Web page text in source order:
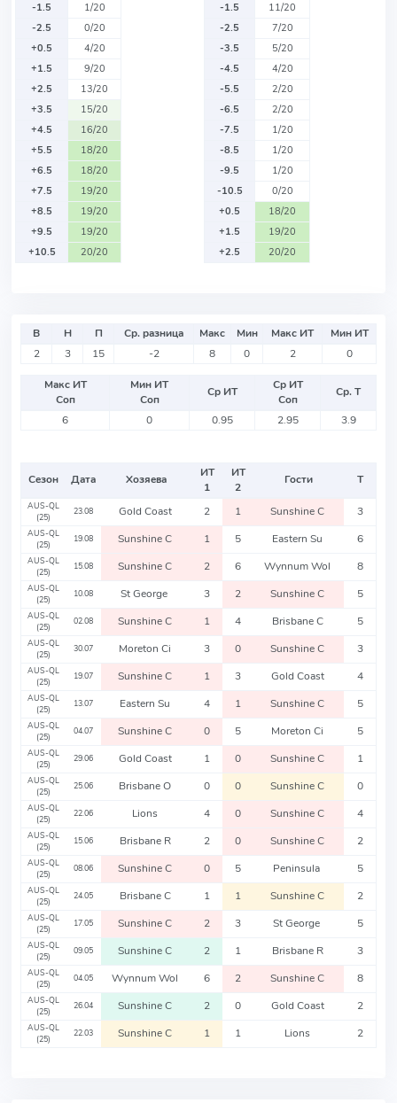
-1.5
1/20
-2.5
0/20
+0.5
4/20
+1.5
9/20
+2.5
13/20
+3.5
15/20
+4.5
16/20
+5.5
18/20
+6.5
18/20
+7.5
19/20
+8.5
19/20
+9.5
19/20
+10.5
20/20
-1.5
11/20
-2.5
7/20
-3.5
5/20
-4.5
4/20
-5.5
2/20
-6.5
2/20
-7.5
1/20
-8.5
1/20
-9.5
1/20
-10.5
0/20
+0.5
18/20
+1.5
19/20
+2.5
20/20
В Н П Ср. разница Макс Мин Макс ИТ
Мин ИТ
2
3 15 -2 8 0 2 0
Макс ИТ
Соп
Мин ИТ
Соп
Ср ИТ
Ср ИТ
Соп
Ср. Т
6
0 0.95 2.95 3.9
Сезон Дата Хозяева
ИТ
1
ИТ
2
Гости Т
AUS-QL
(25)
23.08 Gold Coast 2 1 Sunshine C 3
AUS-QL
(25)
19.08 Sunshine C 1 5 Eastern Su 6
AUS-QL
(25)
15.08 Sunshine C 2 6 Wynnum Wol 8
AUS-QL
(25)
10.08 St George 3 2 Sunshine C 5
AUS-QL
(25)
02.08 Sunshine C 1 4 Brisbane C 5
AUS-QL
(25)
30.07 Moreton Ci 3 0 Sunshine C 3
AUS-QL
(25)
19.07 Sunshine C 1 3 Gold Coast 4
AUS-QL
(25)
13.07 Eastern Su 4 1 Sunshine C 5
AUS-QL
(25)
04.07 Sunshine C 0 5 Moreton Ci 5
AUS-QL
(25)
29.06 Gold Coast 1 0 Sunshine C 1
AUS-QL
(25)
25.06 Brisbane O 0 0 Sunshine C 0
AUS-QL
(25)
22.06 Lions 4 0 Sunshine C 4
AUS-QL
(25)
15.06 Brisbane R 2 0 Sunshine C 2
AUS-QL
(25)
08.06 Sunshine C 0 5 Peninsula 5
AUS-QL
(25)
24.05 Brisbane C 1 1 Sunshine C 2
AUS-QL
(25)
17.05 Sunshine C 2 3 St George 5
AUS-QL
(25)
09.05 Sunshine C 2 1 Brisbane R 3
AUS-QL
(25)
04.05 Wynnum Wol 6 2 Sunshine C 8
AUS-QL
(25)
26.04 Sunshine C 2 0 Gold Coast 2
AUS-QL
(25)
22.03 Sunshine C 1 1 Lions 2